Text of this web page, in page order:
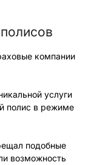
компании
услуги
полис в режиме
подобные
возможность